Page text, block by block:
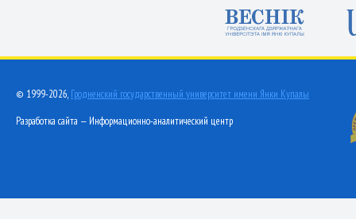
© 1999-2026, Гродненский государственный университет имени Янки Купалы
Разработка сайта — Информационно-аналитический центр